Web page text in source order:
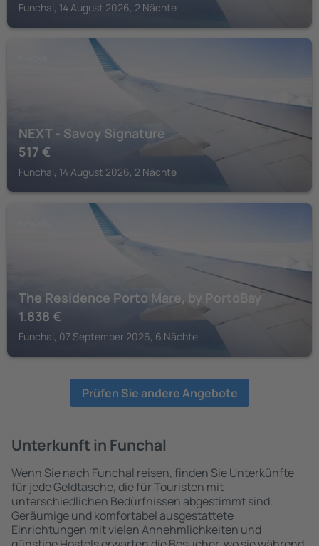
Funchal, 14 August 2026, 2 Nächte
NEXT - Savoy Signature
517 €
Funchal, 14 August 2026, 2 Nächte
The Residence Porto Mare, by PortoBay
1.838 €
Funchal, 07 September 2026, 6 Nächte
Prüfen Sie andere Angebote
Unterkunft in Funchal
Wenn Sie nach Funchal reisen, finden Sie Unterkünfte
für jede Geldtasche, die für Touristen mit
unterschiedlichen Bedürfnissen abgestimmt sind.
Geräumige und komfortabel ausgestattete
Einrichtungen mit vielen Annehmlichkeiten und